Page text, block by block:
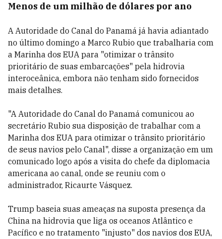
Menos de um milhão de dólares por ano
A Autoridade do Canal do Panamá já havia adiantado
no último domingo a Marco Rubio que trabalharia com
a Marinha dos EUA para "otimizar o trânsito
prioritário de suas embarcações" pela hidrovia
interoceânica, embora não tenham sido fornecidos
mais detalhes.
"A Autoridade do Canal do Panamá comunicou ao
secretário Rubio sua disposição de trabalhar com a
Marinha dos EUA para otimizar o trânsito prioritário
de seus navios pelo Canal", disse a organização em um
comunicado logo após a visita do chefe da diplomacia
americana ao canal, onde se reuniu com o
administrador, Ricaurte Vásquez.
Trump baseia suas ameaças na suposta presença da
China na hidrovia que liga os oceanos Atlântico e
Pacífico e no tratamento "injusto" dos navios dos EUA,